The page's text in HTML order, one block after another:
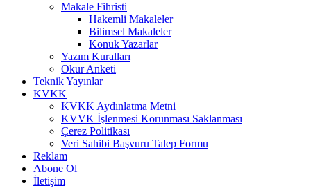
Makale Fihristi
Hakemli Makaleler
Bilimsel Makaleler
Konuk Yazarlar
Yazım Kuralları
Okur Anketi
Teknik Yayınlar
KVKK
KVKK Aydınlatma Metni
KVVK İşlenmesi Korunması Saklanması
Çerez Politikası
Veri Sahibi Başvuru Talep Formu
Reklam
Abone Ol
İletişim